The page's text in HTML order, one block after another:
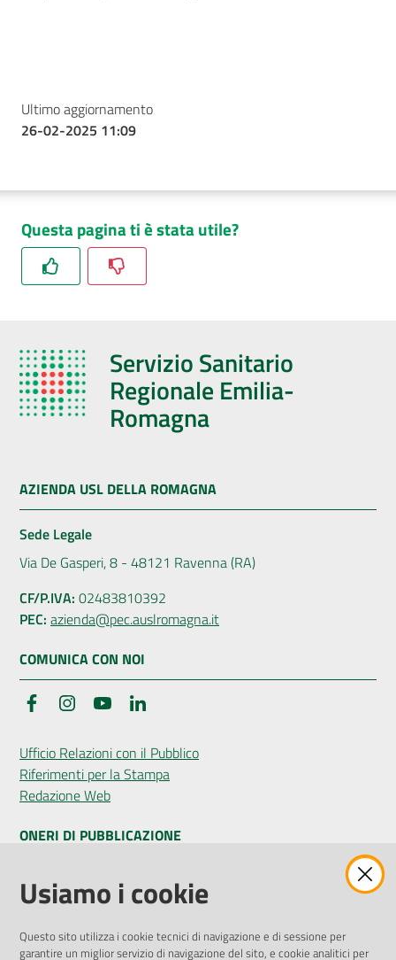
Ultimo aggiornamento
26-02-2025 11:09
Questa pagina ti è stata utile?
Servizio Sanitario
Regionale Emilia-
Romagna
AZIENDA USL DELLA ROMAGNA
Sede Legale
Via De Gasperi, 8 - 48121 Ravenna (RA)
CF/P.IVA: 02483810392
PEC: azienda@pec.auslromagna.it
COMUNICA CON NOI
FacebookInstagramYouTube
Ufficio Relazioni con il Pubblico
Riferimenti per la Stampa
Redazione Web
ONERI DI PUBBLICAZIONE
Amministrazione Trasparente
Pubblicità legale
Privacy Policy
Usiamo i cookie
Questo sito utilizza i cookie tecnici di navigazione e di sessione per
garantire un miglior servizio di navigazione del sito, e cookie analitici per